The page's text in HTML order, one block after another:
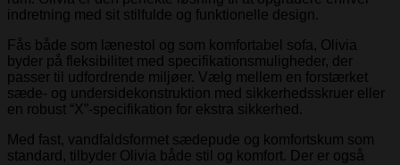
indretning med sit stilfulde og funktionelle design.
Fås både som lænestol og som komfortabel sofa, Olivia
byder på fleksibilitet med specifikationsmuligheder, der
passer til udfordrende miljøer. Vælg mellem en forstærket
sæde- og undersidekonstruktion med sikkerhedsskruer eller
en robust “X”-specifikation for ekstra sikkerhed.
Med fast, vandfaldsformet sædepude og komfortskum som
standard, tilbyder Olivia både stil og komfort. Der er også